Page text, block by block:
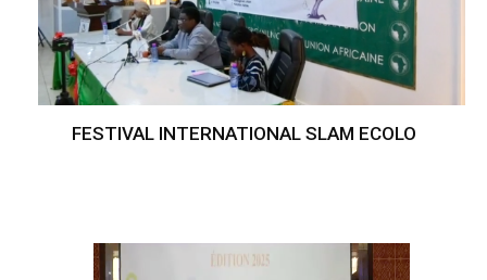
FESTIVAL INTERNATIONAL SLAM ECOLO